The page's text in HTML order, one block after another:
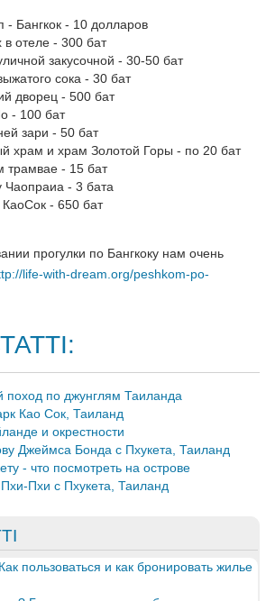
- Бангкок - 10 долларов
отеле - 300 бат
закусочной - 30-50 бат
сока - 30 бат
дворец - 500 бат
- 100 бат
зари - 50 бат
храм и храм Золотой Горы - по 20 бат
трамвае - 15 бат
Чаопраиа - 3 бата
КаоСок - 650 бат
прогулки по Бангкоку нам очень
life-with-dream.org/peshkom-po-
поход по джунглям Таиланда
Као Сок, Таиланд
и окрестности
Джеймса Бонда с Пхукета, Таиланд
- что посмотреть на острове
Пхи с Пхукета, Таиланд
пользоваться и как бронировать жилье